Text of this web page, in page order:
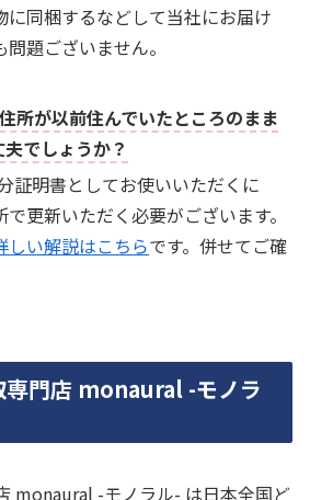
に同梱するなどして当社にお届け
題ございません。
所が以前住んでいたところのまま
でしょうか？
証明書としてお使いいただくに
更新いただく必要がございます。
しい解説はこちらです。併せてご確
専門店 monaural -モノラ
monaural -モノラル- は日本全国ど